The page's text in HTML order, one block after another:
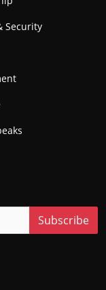
Security
Subscribe